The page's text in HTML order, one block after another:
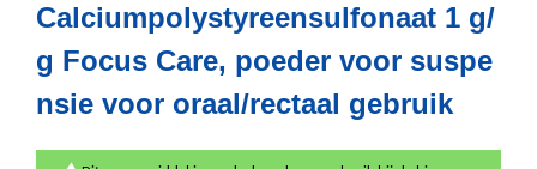
Calciumpolystyreensulfonaat 1 g/
g Focus Care, poeder voor suspe
nsie voor oraal/rectaal gebruik